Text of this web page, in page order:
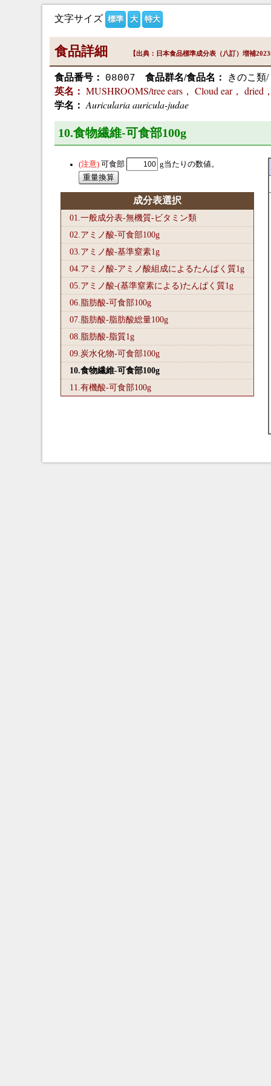
文字サイズ 標準 大 特大
食品詳細 【出典：日本食品標準成分表（八訂）増補
食品番号： 08007 食品群名/食品名：
きのこ類
英名： MUSHROOMS/tree ears， Cloud ear， dried
学名： Auricularia auricula-judae
10.食物繊維-可食部100g
可食部 g当たりの数値。
成分表選択
01.一般成分表-無機質-ビタミン類
02.アミノ酸-可食部100g
03.アミノ酸-基準窒素1g
04.アミノ酸-アミノ酸組成によるたんぱく質1g
05.アミノ酸-(基準窒素による)たんぱく質1g
06.脂肪酸-可食部100g
07.脂肪酸-脂肪酸総量100g
08.脂肪酸-脂質1g
09.炭水化物-可食部100g
10.食物繊維-可食部100g
11.有機酸-可食部100g